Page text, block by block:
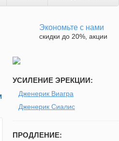
Экономьте с нами
скидки до 20%, акции
УСИЛЕНИЕ ЭРЕКЦИИ:
Дженерик Виагра
Дженерик Сиалис
ПРОДЛЕНИЕ: